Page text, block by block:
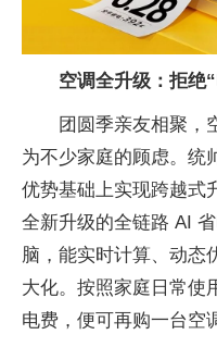
空调全升级：拒绝
团圆季亲友相聚，
为不少家庭的顾虑。统
优势基础上实现跨越式
全新升级的全链路 AI
脑，能实时计算、动态
大化。按照家庭日常使
电费，便可再购一台空